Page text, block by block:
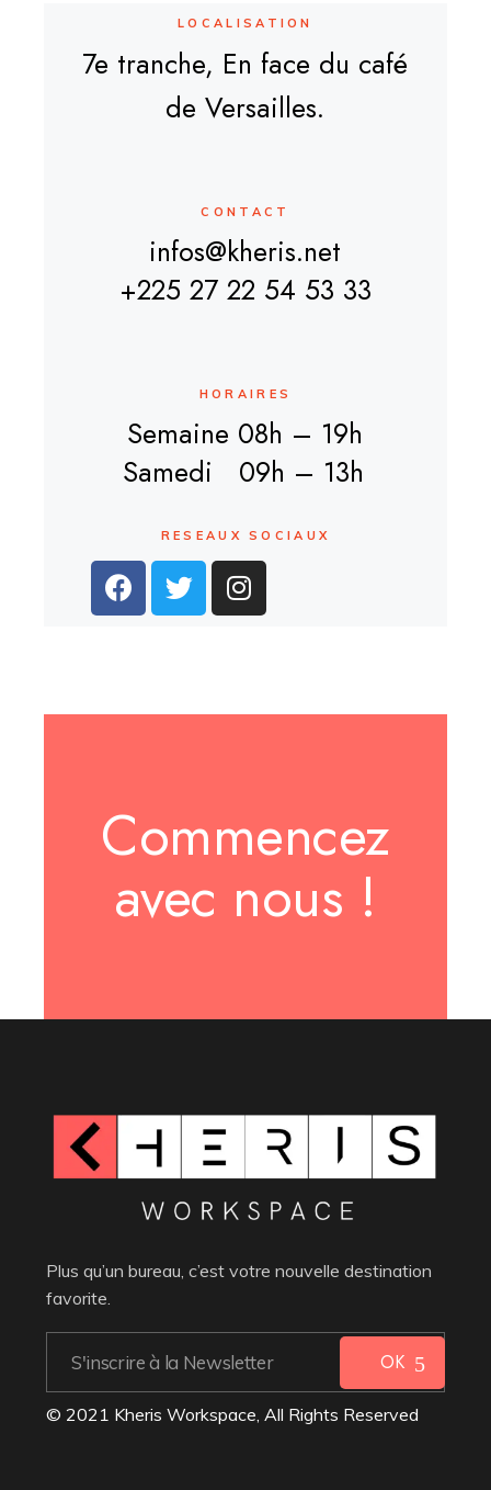
LOCALISATION
7e tranche, Enface du café
de Versailles.
CONTACT
infos@kheris.net
+225 27 22 54 53 33
HORAIRES
Semaine 08h – 19h
Samedi 09h – 13h
RESEAUX SOCIAUX
Commencez
avec nous !
Plus qu’un bureau, c’est votre nouvelle destination
favorite.
OK
© 2021 Kheris Workspace, All Rights Reserved